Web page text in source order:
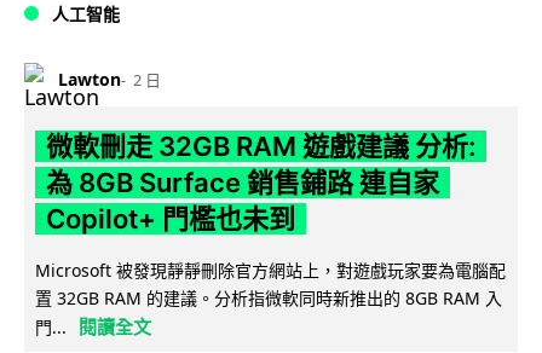
人工智能
Lawton 2 日
微軟刪走 32GB RAM 遊戲建議 分析:
為 8GB Surface 銷售鋪路 連自家
Copilot+ 門檻也未到
Microsoft 被發現靜靜刪除官方網站上，對遊戲玩家要為電腦配
置 32GB RAM 的建議。分析指微軟同時新推出的 8GB RAM 入
門...
閱讀全文